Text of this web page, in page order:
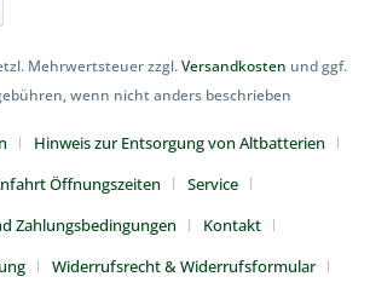
Mehrwertsteuer zzgl.Versandkosten und ggf.
wenn nicht anders beschrieben
Hinweis zur Entsorgung von Altbatterien
Öffnungszeiten
Service
Zahlungsbedingungen
Kontakt
Widerrufsrecht & Widerrufsformular